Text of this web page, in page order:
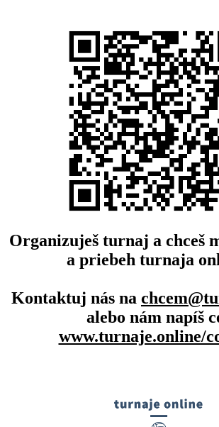
Organizuješ turnaj a chceš
a priebeh turnaja
Kontaktuj nás na
alebo nám napíš
www.turnaje.online/